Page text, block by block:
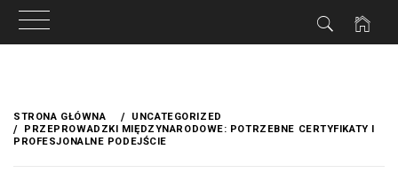
treści
STRONA GŁÓWNA
UNCATEGORIZED
PRZEPROWADZKI MIĘDZYNARODOWE: POTRZEBNE CERTYFIKATY I
PROFESJONALNE PODEJŚCIE